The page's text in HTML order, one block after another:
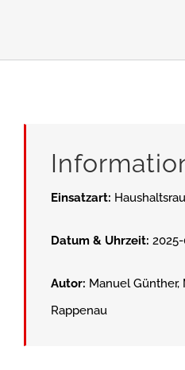
Einsatzart:
Datum & Uhrzeit:
Autor: Manuel Günther,
Rappenau